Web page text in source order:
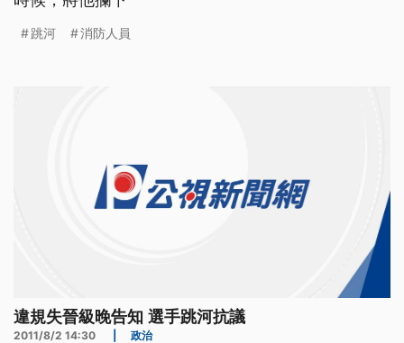
跳河 消防人員
違規失晉級晚告知 選手跳河抗議
2011/8/2 14:30 政治